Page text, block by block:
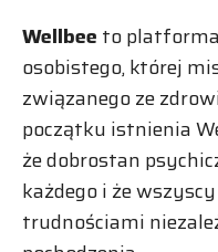
Wellbee to
osobistego, której
związanego ze
początku istnienia
że dobrostan
każdego i że
trudnościami